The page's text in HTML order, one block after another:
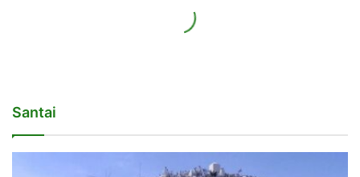
Santai